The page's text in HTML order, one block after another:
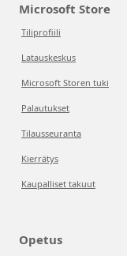
Microsoft Store
Tiliprofiili
Latauskeskus
Microsoft Storen tuki
Palautukset
Tilausseuranta
Kierrätys
Kaupalliset takuut
Opetus